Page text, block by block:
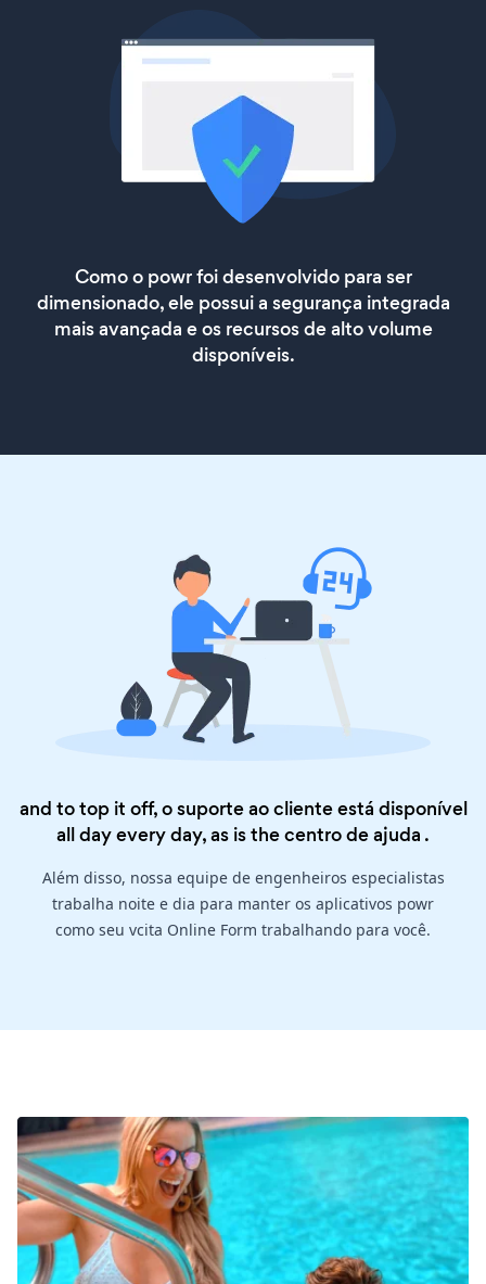
Como o powr foi desenvolvido para ser
dimensionado, ele possui a segurança integrada
mais avançada e os recursos de alto volume
disponíveis.
and to top it off, o suporte ao cliente está disponível
all day every day, as is thecentro de ajuda .
Além disso, nossa equipe de engenheiros especialistas
trabalha noite e dia para manter os aplicativos powr
como seu vcita Online Form trabalhando para você.